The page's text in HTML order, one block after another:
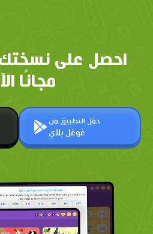
احصل على
مجانًا
حمّل التطبيق من
غوغل بلاي